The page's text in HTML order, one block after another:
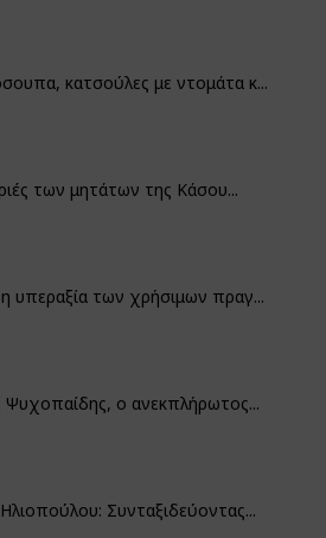
κατσούλες με ντομάτα κ...
των μητάτων της Κάσου...
υπεραξία των χρήσιμων πραγ...
Ψυχοπαίδης, ο ανεκπλήρωτος...
Συνταξιδεύοντας...